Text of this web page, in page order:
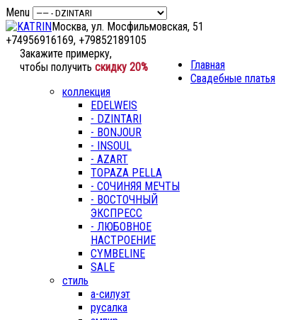
Menu
Москва, ул. Мосфильмовская, 51
+74956916169, +79852189105
Закажите примерку,
чтобы получить скидку 20%
Главная
Свадебные платья
коллекция
EDELWEIS
- DZINTARI
- BONJOUR
- INSOUL
- AZART
TOPAZA PELLA
- СОЧИНЯЯ МЕЧТЫ
- ВОСТОЧНЫЙ
ЭКСПРЕСС
- ЛЮБОВНОЕ
НАСТРОЕНИЕ
CYMBELINE
SALE
стиль
а-силуэт
русалка